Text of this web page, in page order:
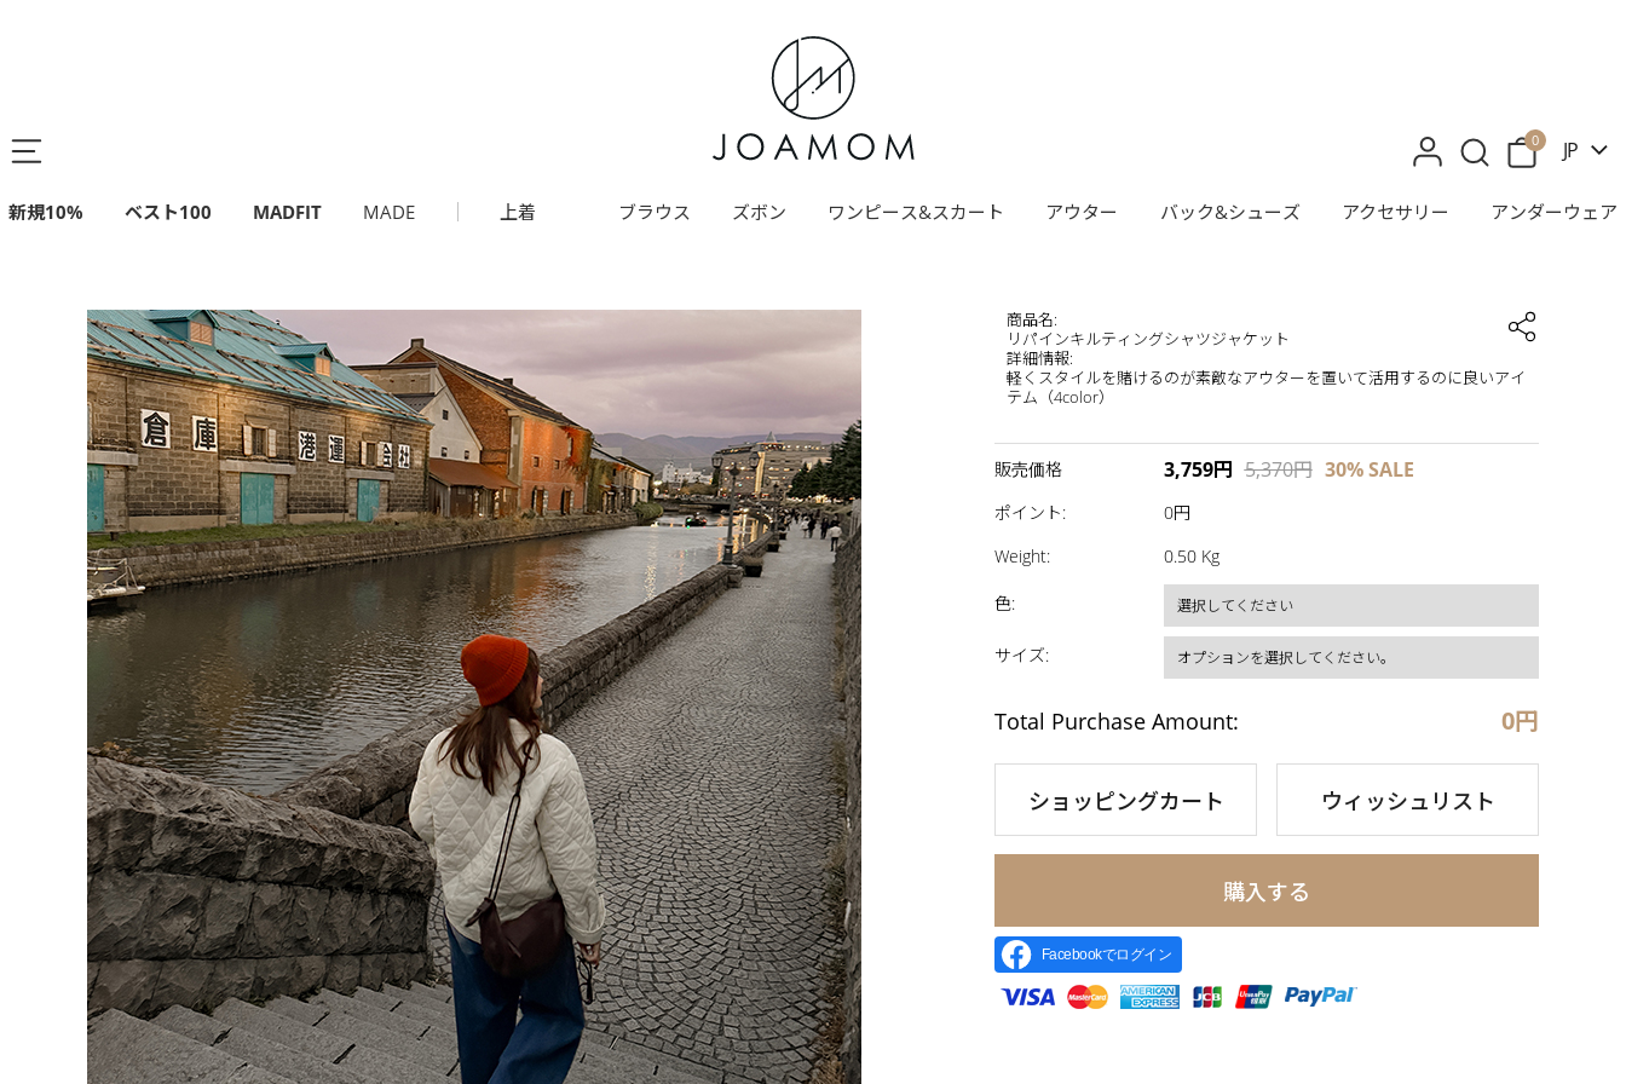
0 JP
新規10% ベスト100 MADFIT MADE 上着 ブラウス ズボン ワンピース&スカート アウター バック&シューズ アクセサリー アンダーウェア
商品名:
リパインキルティングシャツジャケット
詳細情報:
軽くスタイルを賭けるのが素敵なアウターを置いて活用するのに良いアイ
テム（4color）
販売価格 3,759円 5,370円 30% SALE
ポイント:
0円
Weight: 0.50 Kg
色:
サイズ:
Total Purchase Amount: 0円
ショッピングカート ウィッシュリスト
購入する
Facebookでログイン